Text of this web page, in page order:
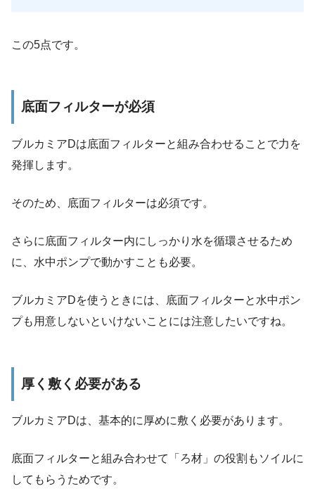
この5点です。
底面フィルターが必須
ブルカミアDは底面フィルターと組み合わせることで力を
発揮します。
そのため、 底面フィルターは必須です。
さらに底面フィルター内にしっかり水を循環させるため
に、水中ポンプで動かすことも必要。
ブルカミアDを使うときには、
底面フィルターと水中ポン
プも用意しないといけないことには注意したいですね。
厚く敷く必要がある
ブルカミアDは、基本的に厚めに敷く必要があります。
底面フィルターと組み合わせて「ろ材」の役割もソイルに
してもらうためです。